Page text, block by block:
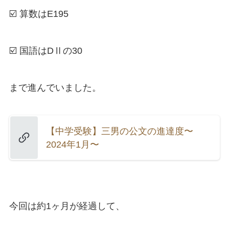
☑️ 算数はE195
☑️ 国語はDⅡの30
まで進んでいました。
【中学受験】三男の公文の進達度〜
2024年1月〜
今回は約1ヶ月が経過して、